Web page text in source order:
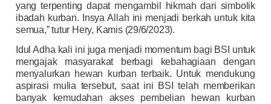
yang terpenting dapat mengambil hikmah dari simbolik
ibadah kurban. Insya Allah ini menjadi berkah untuk kita
semua,” tutur Hery, Kamis (29/6/2023).
Idul Adha kali ini juga menjadi momentum bagi BSI untuk
mengajak masyarakat berbagi kebahagiaan dengan
menyalurkan hewan kurban terbaik. Untuk mendukung
aspirasi mulia tersebut, saat ini BSI telah memberikan
banyak kemudahan akses pembelian hewan kurban